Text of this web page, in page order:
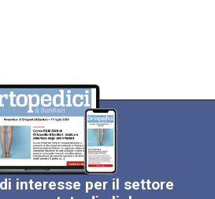
interesse per il settore